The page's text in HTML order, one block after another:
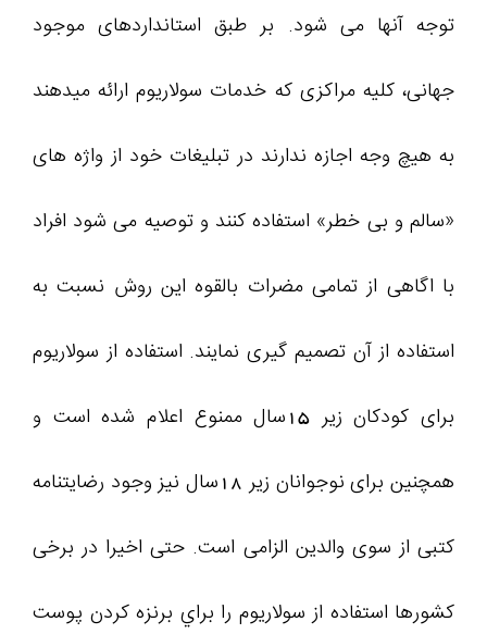
توجه آنها می شود. بر طبق استانداردهای موجود
جهانی، کلیه مراکزی که خدمات سولاریوم ارائه میدهند
به هیچ وجه اجازه ندارند در تبلیغات خود از واژه های
«سالم و بی خطر» استفاده کنند و توصیه می شود افراد
با اگاهی از تمامی مضرات بالقوه این روش نسبت به
استفاده از آن تصمیم گیری نمایند. استفاده از سولاریوم
برای کودکان زیر 15سال ممنوع اعلام شده است و
همچنین برای نوجوانان زیر 18سال نیز وجود رضایتنامه
کتبی از سوی والدین الزامی است. حتی اخیرا در برخی
کشورها استفاده از سولاريوم را براي برنزه كردن پوست